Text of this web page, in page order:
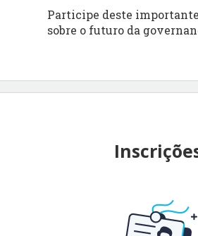
Participe deste
sobre o futuro da